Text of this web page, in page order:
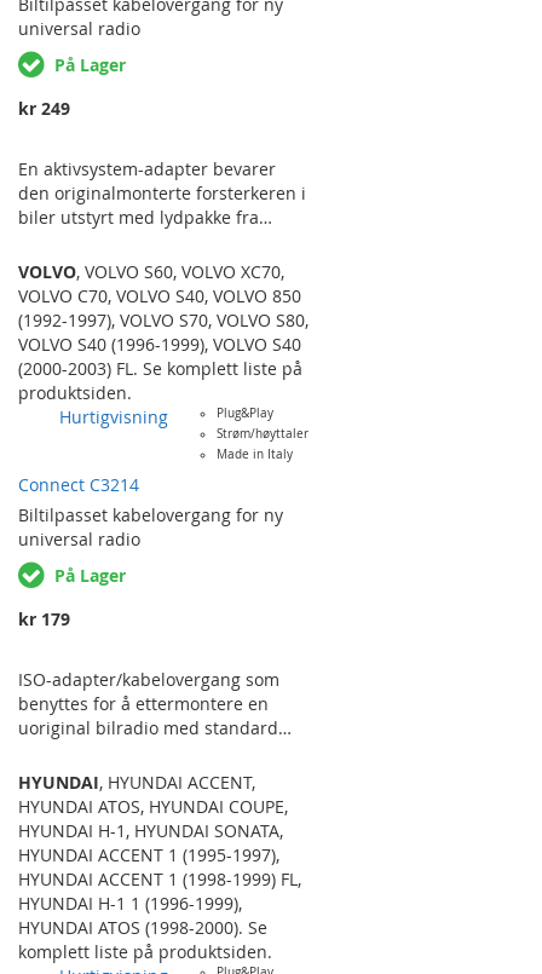
universal radio
På Lager
kr 249
En aktivsystem-adapter bevarer
den originalmonterte forsterkeren i
biler utstyrt med lydpakke fra
ettermarkedsradio. Nyere biler
med ekstra funksjoner som
multifunksjonsratt, varsellyder,
ryggesensorer etc. som går
igjennom den originale radioen
trenger i de fleste tilfeller en
rattfjernkontroll-adapter eller info-
adapter istedenfor såfremt denne
også støtter aktivsystem-bevaring.
VOLVO 850 ('92-'97), C70 ('97-'01)
SC-MODELLER, C70 ('01-'06)
MODELLER MED…
VOLVO, VOLVO S60, VOLVO XC70,
VOLVO C70, VOLVO S40, VOLVO 850
(1992-1997), VOLVO S70, VOLVO S80,
VOLVO S40 (1996-1999), VOLVO S40
(2000-2003) FL. Se komplett liste på
produktsiden.
Hurtigvisning
Plug&Play
Strøm/høyttaler
Made in Italy
Connect C3214
Biltilpasset kabelovergang for ny
universal radio
På Lager
kr 179
ISO-adapter/kabelovergang som
benyttes for å ettermontere en
uoriginal bilradio med standard
standardiserte kontakter. Den
bevarer kun strøm og
høyttalersignal. For utvidede
funksjoner som kan gå originalt
gjennom radioen som f.eks
ryggesensorer, fjernbetjening på
rattet osv trenger man en
rattkontroll-adapter eller annen
HYUNDAI, HYUNDAI ACCENT,
HYUNDAI ATOS, HYUNDAI COUPE,
HYUNDAI H-1 , HYUNDAI SONATA,
HYUNDAI ACCENT 1 (1995-1997),
HYUNDAI ACCENT 1 (1998-1999) FL,
HYUNDAI H-1 1 (1996-1999),
HYUNDAI ATOS (1998-2000). Se
komplett liste på produktsiden.